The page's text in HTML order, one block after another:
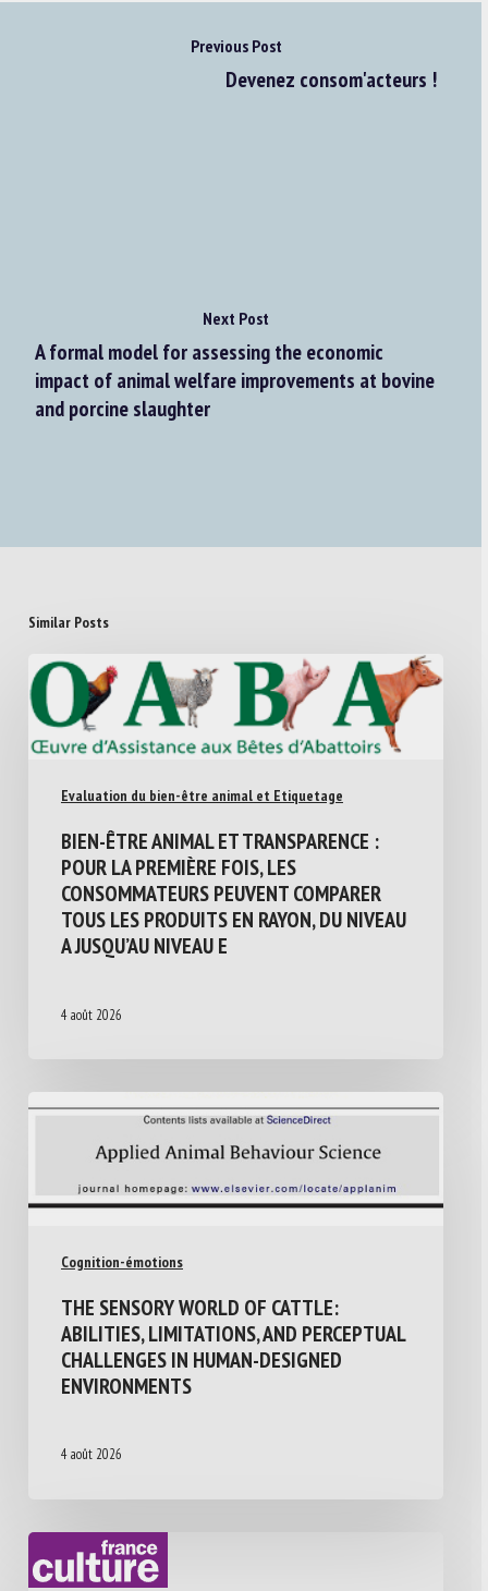
Previous Post
Devenez consom'acteurs !
Next Post
A formal model for assessing the economic
impact of animal welfare improvements at bovine
and porcine slaughter
Similar Posts
Evaluation du bien-être animal et Etiquetage
BIEN-ÊTRE ANIMAL ET TRANSPARENCE :
POUR LA PREMIÈRE FOIS, LES
CONSOMMATEURS PEUVENT COMPARER
TOUS LES PRODUITS EN RAYON, DU NIVEAU
A JUSQU’AU NIVEAU E
4 août 2026
Cognition-émotions
THE SENSORY WORLD OF CATTLE:
ABILITIES, LIMITATIONS, AND PERCEPTUAL
CHALLENGES IN HUMAN-DESIGNED
ENVIRONMENTS
4 août 2026